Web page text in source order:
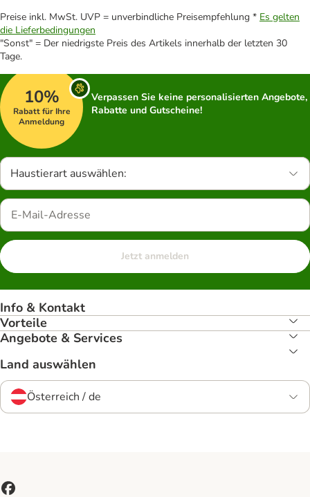
Preise inkl. MwSt. UVP = unverbindliche Preisempfehlung * Es gelten
die Lieferbedingungen
"Sonst" = Der niedrigste Preis des Artikels innerhalb der letzten 30
Tage.
10%
Rabatt für Ihre
Anmeldung
Verpassen Sie keine personalisierten Angebote,
Rabatte und Gutscheine!
Haustierart auswählen:
Jetzt anmelden
Info & Kontakt
Vorteile
Angebote & Services
Land auswählen
Österreich / de